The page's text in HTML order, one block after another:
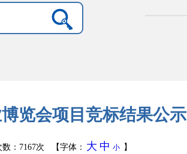
览会项目竞标结果公示
： 7167次 【字体： 大 中 小 】